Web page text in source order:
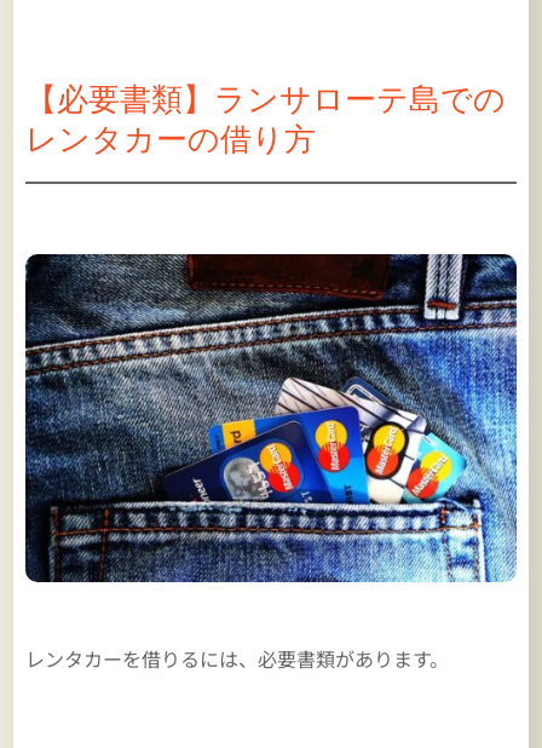
【必要書類】ランサローテ島での
レンタカーの借り方
レンタカーを借りるには、必要書類があります。